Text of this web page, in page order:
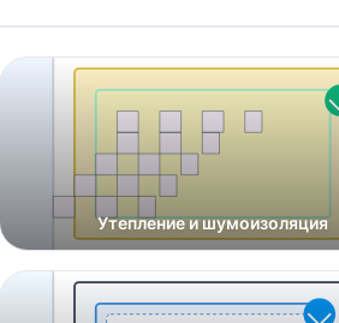
Утепление и шумоизоляция